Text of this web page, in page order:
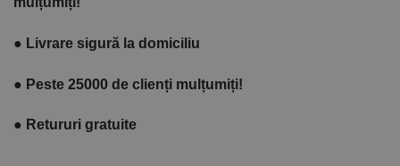
● Livrare sigură la domiciliu
● Peste 25000 de clienți mulțumiți!
● Retururi gratuite